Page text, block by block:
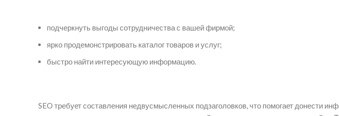
подчеркнуть выгоды сотрудничества с вашей фирмой;
ярко продемонстрировать каталог товаров и услуг;
быстро найти интересующую информацию.
SEO требует составления недвусмысленных подзаголовков, что помогает донести